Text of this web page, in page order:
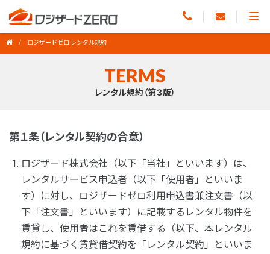
ロジザードゼロ レンタル規約
TERMS
レンタル規約（第３版）
第１条（レンタル契約の合意）
ロジザード株式会社（以下「当社」といいます）は、
レンタルサービス申込者（以下「使用者」といいま
す）に対し、ロジザードゼロ利用申込書兼注文書（以
下「注文書」といいます）に記載するレンタル物件を
賃貸し、使用者はこれを賃借する（以下、本レンタル
規約に基づく賃貸借契約を「レンタル契約」といいま